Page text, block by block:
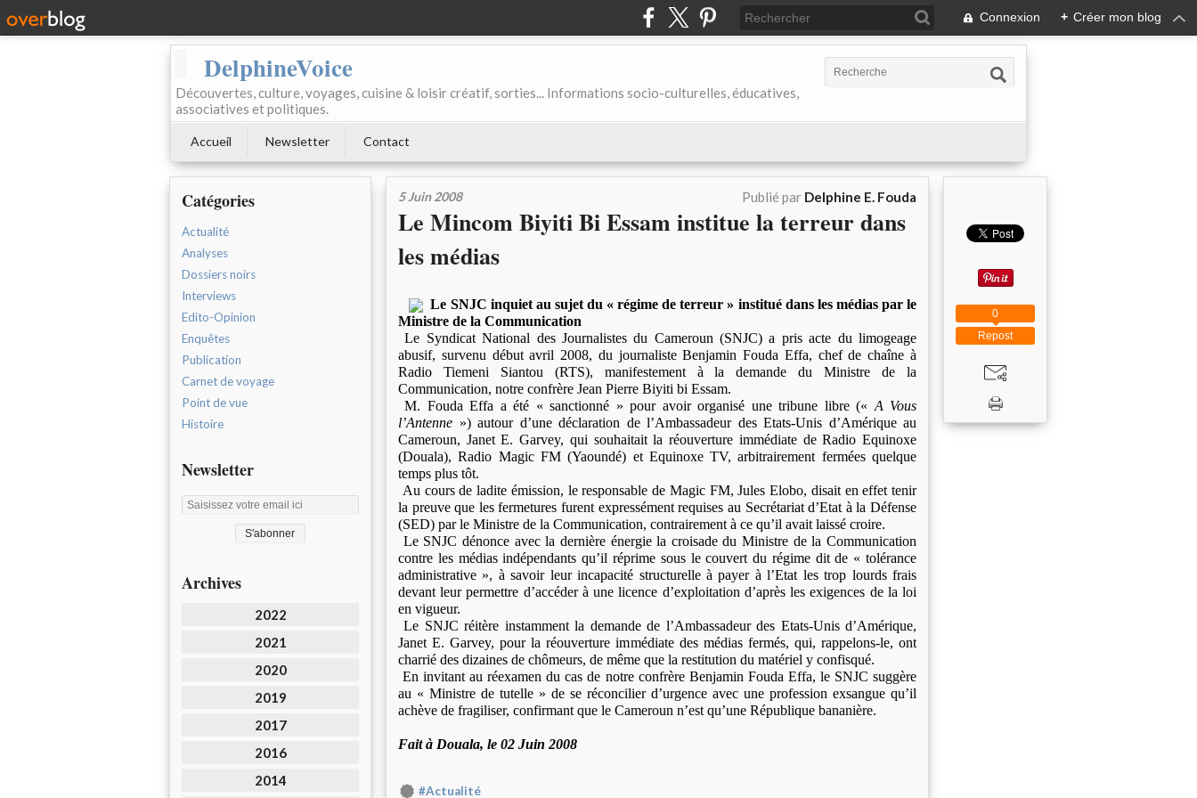
Connexion + Créer mon blog
DelphineVoice
Découvertes, culture, voyages, cuisine & loisir créatif, sorties... Informations socio-culturelles, éducatives,
associatives et politiques.
Accueil Newsletter Contact
Catégories
Actualité
Analyses
Dossiers noirs
Interviews
Edito-Opinion
Enquêtes
Publication
Carnet de voyage
Point de vue
Histoire
Newsletter
Archives
2022
2021
2020
2019
2017
2016
2014
5 Juin 2008 Publié par Delphine E. Fouda
Le Mincom Biyiti Bi Essam institue la terreur dans
les médias
Le SNJC inquiet au sujet du « régime de terreur » institué dans les médias par le
Ministre de la Communication
Le Syndicat National des Journalistes du Cameroun (SNJC) a pris acte du limogeage
abusif, survenu début avril 2008, du journaliste Benjamin Fouda Effa, chef de chaîne à
Radio Tiemeni Siantou (RTS), manifestement à la demande du Ministre de la
Communication, notre confrère Jean Pierre Biyiti bi Essam.
M. Fouda Effa a été « sanctionné » pour avoir organisé une tribune libre (« A Vous
l’Antenne ») autour d’une déclaration de l’Ambassadeur des Etats-Unis d’Amérique au
Cameroun, Janet E. Garvey, qui souhaitait la réouverture immédiate de Radio Equinoxe
(Douala), Radio Magic FM (Yaoundé) et Equinoxe TV, arbitrairement fermées quelque
temps plus tôt.
Au cours de ladite émission, le responsable de Magic FM, Jules Elobo, disait en effet tenir
la preuve que les fermetures furent expressément requises au Secrétariat d’Etat à la Défense
(SED) par le Ministre de la Communication, contrairement à ce qu’il avait laissé croire.
Le SNJC dénonce avec la dernière énergie la croisade du Ministre de la Communication
contre les médias indépendants qu’il réprime sous le couvert du régime dit de « tolérance
administrative », à savoir leur incapacité structurelle à payer à l’Etat les trop lourds frais
devant leur permettre d’accéder à une licence d’exploitation d’après les exigences de la loi
en vigueur.
Le SNJC réitère instamment la demande de l’Ambassadeur des Etats-Unis d’Amérique,
Janet E. Garvey, pour la réouverture immédiate des médias fermés, qui, rappelons-le, ont
charrié des dizaines de chômeurs, de même que la restitution du matériel y confisqué.
En invitant au réexamen du cas de notre confrère Benjamin Fouda Effa, le SNJC suggère
au « Ministre de tutelle » de se réconcilier d’urgence avec une profession exsangue qu’il
achève de fragiliser, confirmant que le Cameroun n’est qu’une République bananière.
Fait à Douala, le 02 Juin 2008
#Actualité
Repost
0